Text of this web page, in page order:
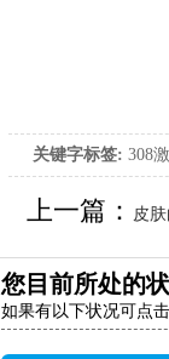
关键字标签: 308
上一篇： 皮
您目前所处的
如果有以下状况可点击